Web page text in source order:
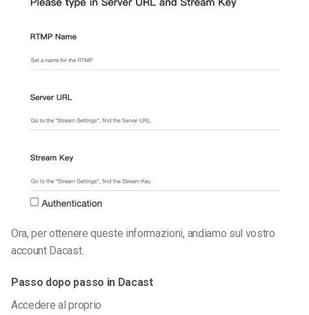
Ora, per ottenere queste informazioni, andiamo sul vostro
account Dacast.
Passo dopo passo in Dacast
Accedere al proprio